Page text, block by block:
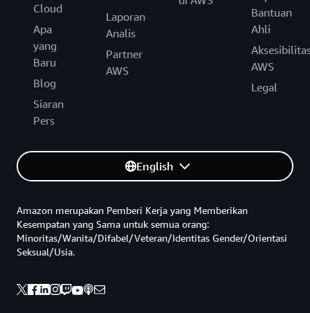
Cloud
Apa
yang
Baru
Blog
Siaran
Pers
Laporan
Analis
Partner
AWS
Bantuan
Ahli
AWS
Legal
English
Amazon merupakan Pemberi Kerja yang Memberikan
Kesempatan yang Sama untuk semua orang:
Minoritas/Wanita/Difabel/Veteran/Identitas Gender/Orientasi
Seksual/Usia.